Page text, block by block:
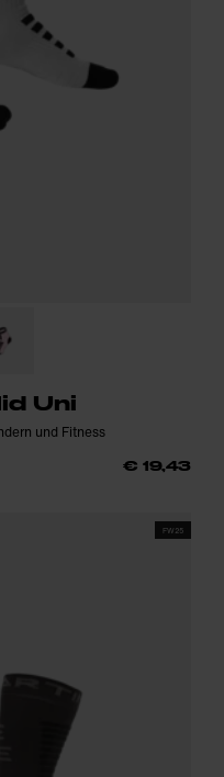
Uni
und Fitness
€ 19,43
FW25